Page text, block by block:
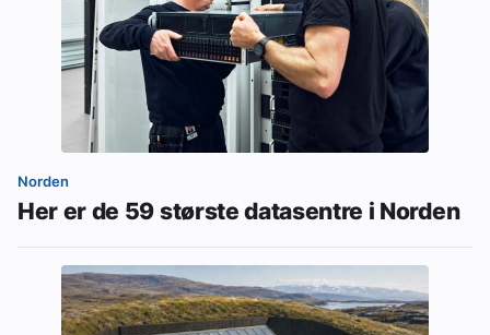
Norden
Her er de 59 største datasentre i Norden